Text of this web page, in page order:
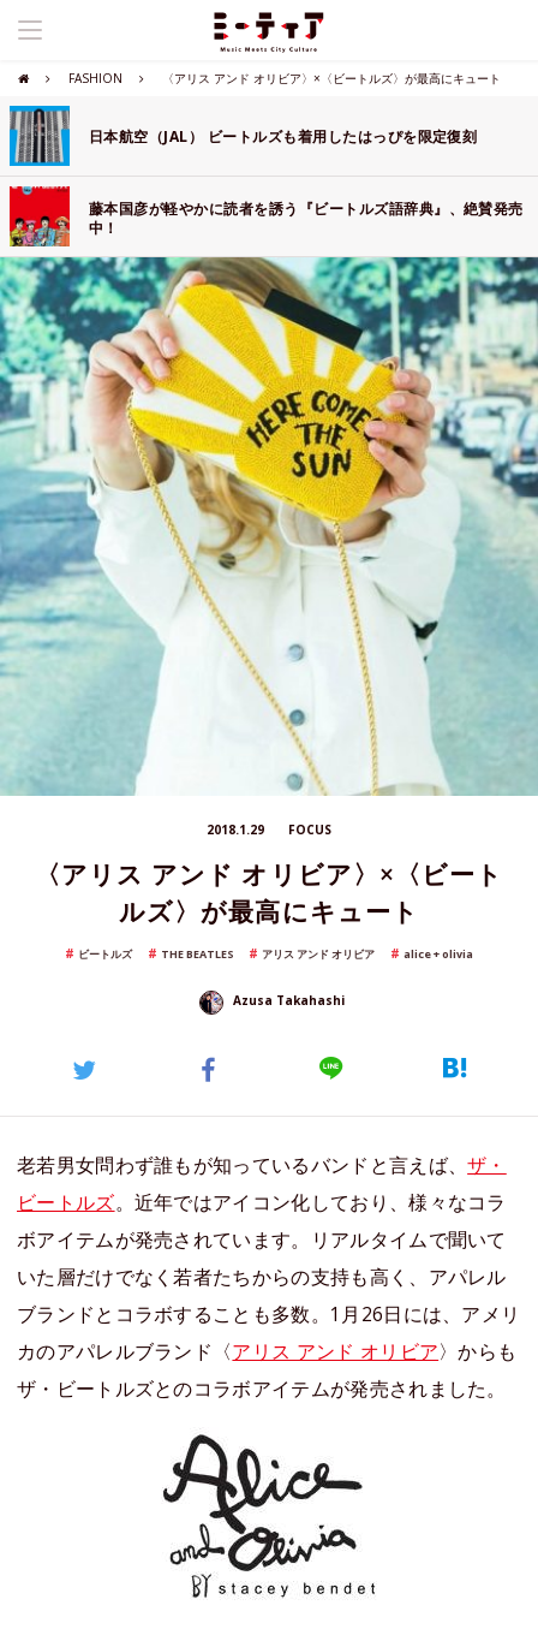
FASHION 〈アリス アンド オリビア〉×〈ビートルズ〉が最高にキュート
日本航空（JAL） ビートルズも着用したはっぴを限定復刻
藤本国彦が軽やかに読者を誘う『ビートルズ語辞典』、絶賛発売
中！
2018.1.29 FOCUS
〈アリス アンド オリビア〉×〈ビート
ルズ〉が最高にキュート
ビートルズ THE BEATLES アリス アンド オリビア alice + olivia
Azusa Takahashi
老若男女問わず誰もが知っているバンドと言えば、ザ・
ビートルズ。近年ではアイコン化しており、様々なコラ
ボアイテムが発売されています。リアルタイムで聞いて
いた層だけでなく若者たちからの支持も高く、アパレル
ブランドとコラボすることも多数。1月26日には、アメリ
カのアパレルブランド〈アリス アンド オリビア〉からも
ザ・ビートルズとのコラボアイテムが発売されました。